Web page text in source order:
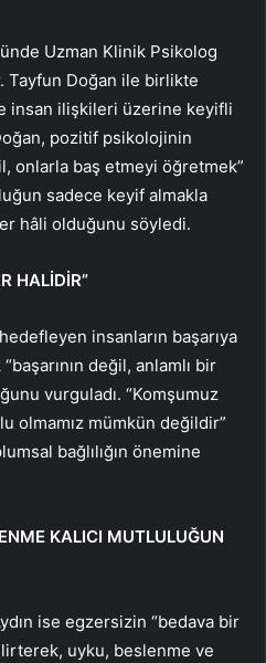
Uzman Klinik Psikolog
Tayfun Doğan ile birlikte
insan ilişkileri üzerine keyifli
pozitif psikolojinin
onlarla baş etmeyi öğretmek”
sadece keyif almakla
hâli olduğunu söyledi.
HALİDİR”
insanların başarıya
değil, anlamlı bir
vurguladı. “Komşumuz
olmamız mümkün değildir”
bağlılığın önemine
KALICI MUTLULUĞUN
ise egzersizin “bedava bir
uyku, beslenme ve